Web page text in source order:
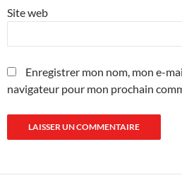
Site web
Enregistrer mon nom, mon e-
navigateur pour mon prochain